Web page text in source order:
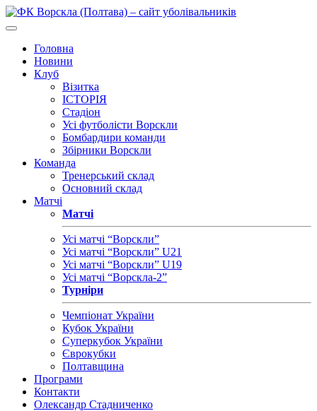
Головна
Новини
Клуб
Візитка
ІСТОРІЯ
Стадіон
Усі футболісти Ворскли
Бомбардири команди
Збірники Ворскли
Команда
Тренерський склад
Основний склад
Матчі
Матчі
Усі матчі “Ворскли”
Усі матчі “Ворскли” U21
Усі матчі “Ворскли” U19
Усі матчі “Ворскла-2”
Турніри
Чемпіонат України
Кубок України
Суперкубок України
Єврокубки
Полтавщина
Програми
Контакти
Олександр Стадниченко